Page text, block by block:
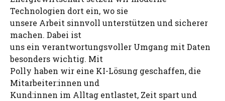
Technologien dort ein, wo sie
unsere Arbeit sinnvoll unterstützen und sicherer
machen. Dabei ist
uns ein verantwortungsvoller Umgang mit Daten
besonders wichtig. Mit
Polly haben wir eine KI-Lösung geschaffen, die
Mitarbeiter:innen und
Kund:innen im Alltag entlastet, Zeit spart und